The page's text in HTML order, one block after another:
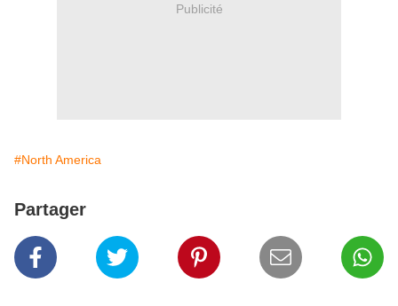
Publicité
#North America
Partager